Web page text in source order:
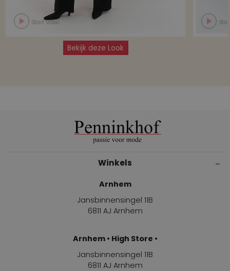
Start video
Bekijk deze Look
Winkels
Arnhem
Jansbinnensingel 11B
6811 AJ Arnhem
Arnhem • High Store •
Jansbinnensingel 11B
6811 AJ Arnhem